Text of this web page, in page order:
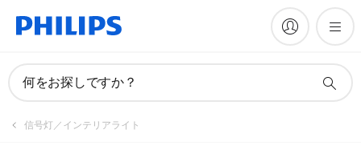
何をお探しですか？
信号灯／インテリアライト